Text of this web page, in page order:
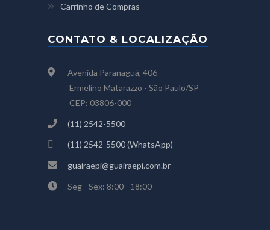
Carrinho de Compras
CONTATO & LOCALIZAÇÃO
Avenida Paranaguá, 406
Ermelino Matarazzo - São Paulo/SP
CEP: 03806-000
(11) 2542-5500
(11) 2542-5500 (WhatsApp)
guairaepi@guairaepi.com.br
Seg - Sex: 8:00 - 18:00